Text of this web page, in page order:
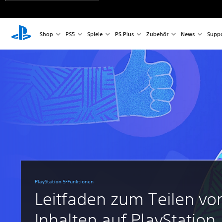
Shop PS5 Spiele PS Plus Zubehör News
PlayStation 5-Funktionen
Leitfaden zum Teilen